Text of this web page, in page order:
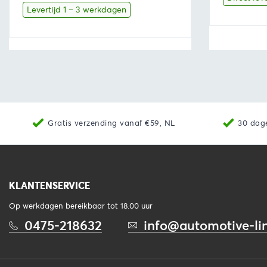
was:
is:
Levertijd 1 – 3 werkdagen
Gratis verzending vanaf €59, NL 30
KLANTENSERVICE
Op werkdagen bereikbaar tot 18.00 uur
0475-218632 info@automotive-